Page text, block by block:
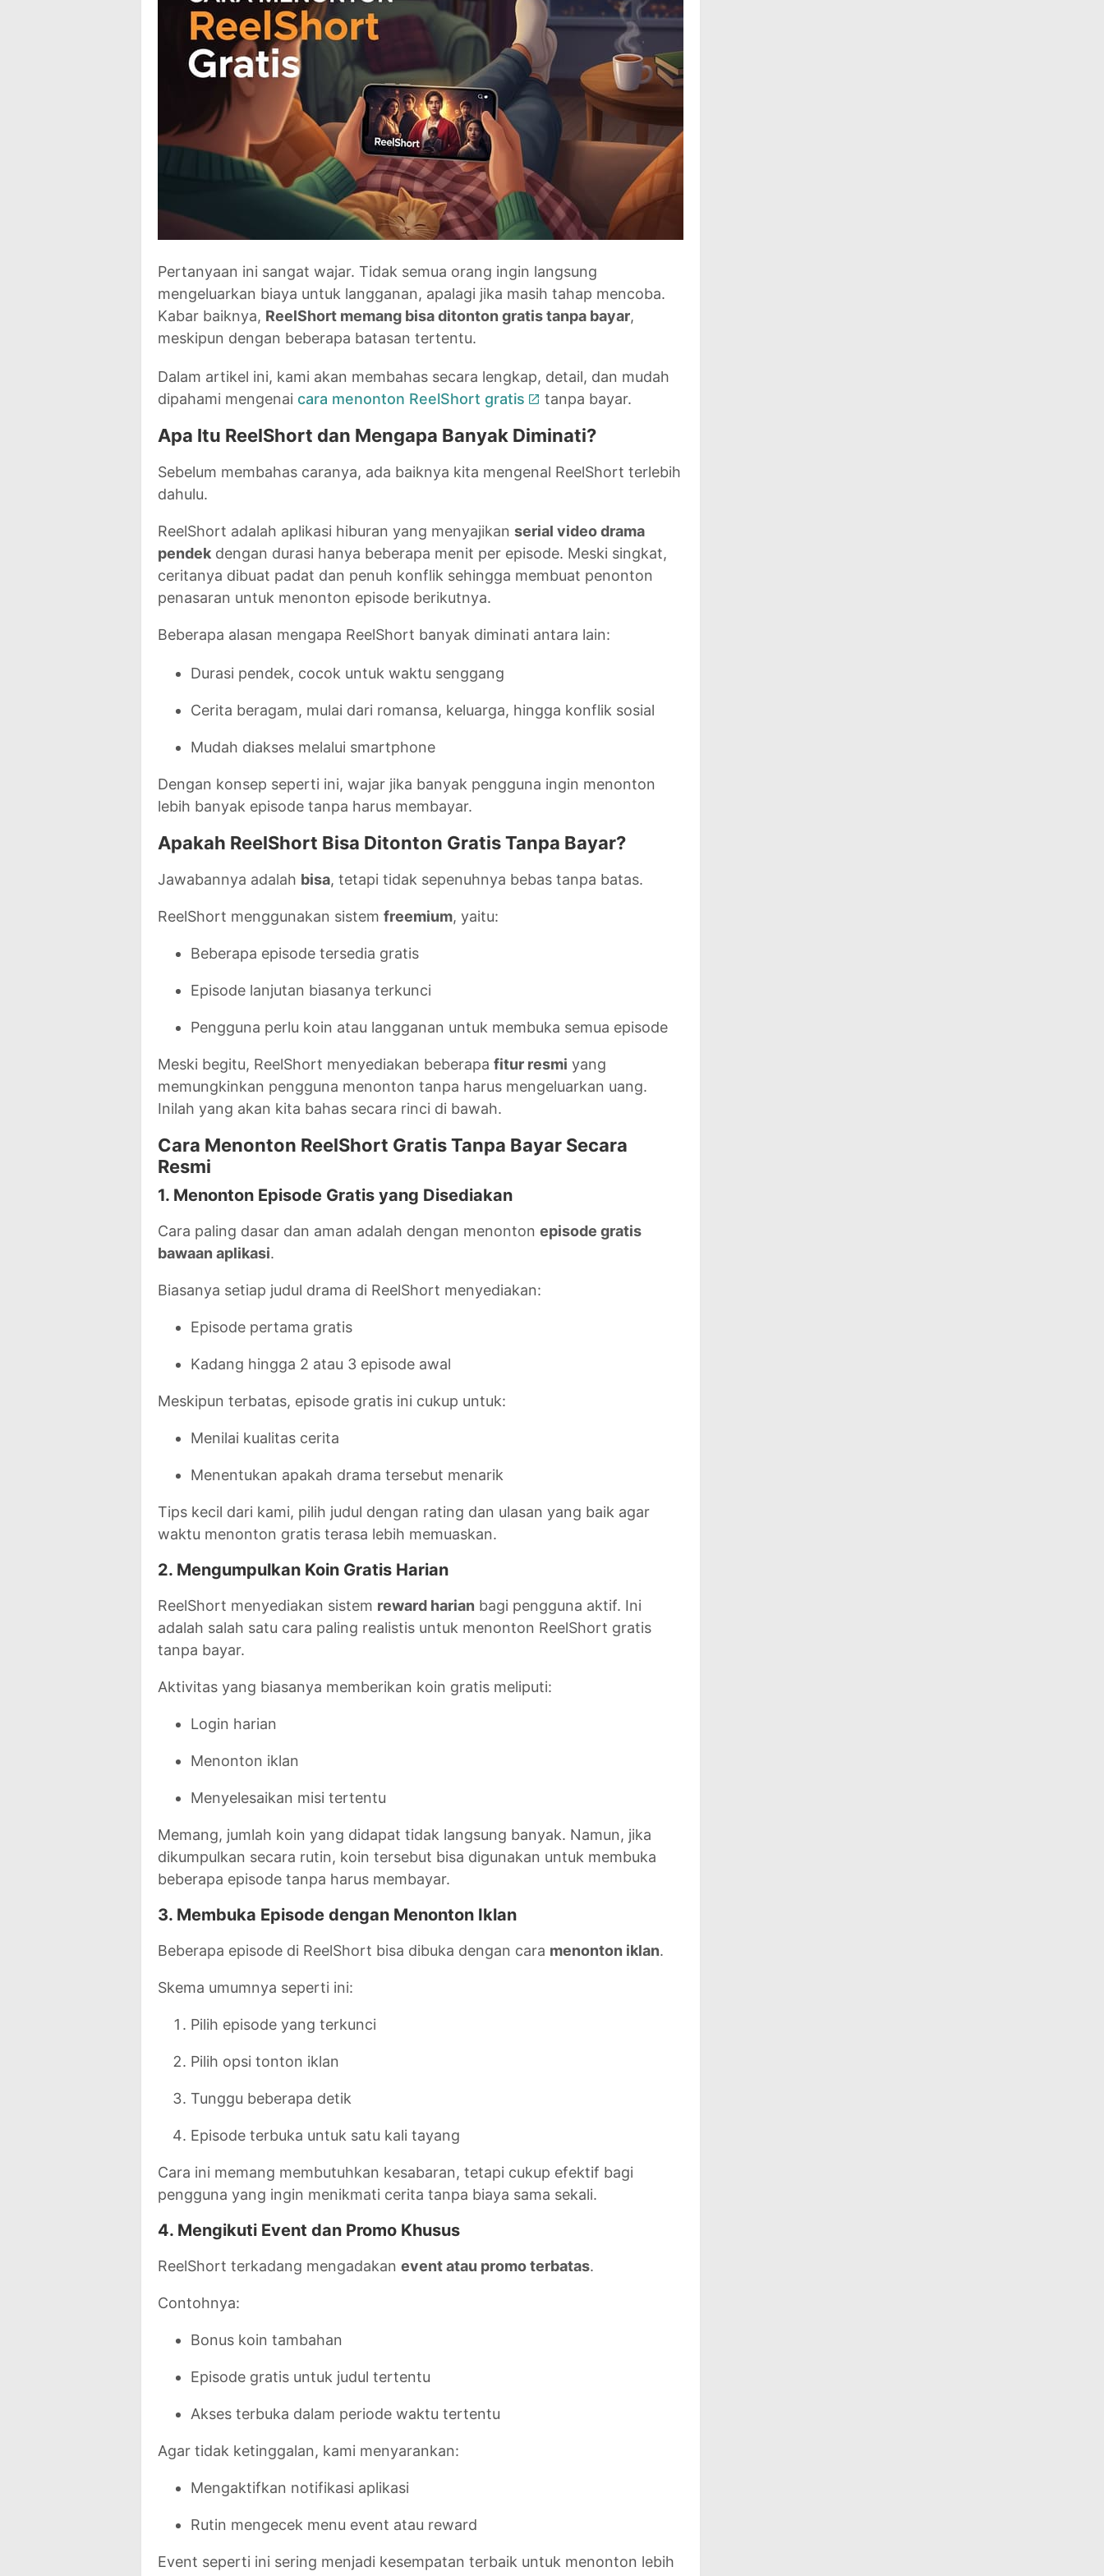
Pertanyaan ini sangat wajar. Tidak semua orang ingin langsung
mengeluarkan biaya untuk langganan, apalagi jika masih tahap mencoba.
Kabar baiknya, ReelShort memang bisa ditonton gratis tanpa bayar,
meskipun dengan beberapa batasan tertentu.
Dalam artikel ini, kami akan membahas secara lengkap, detail, dan mudah
dipahami mengenai cara menonton ReelShort gratis tanpa bayar.
Apa Itu ReelShort dan Mengapa Banyak Diminati?
Sebelum membahas caranya, ada baiknya kita mengenal ReelShort terlebih
dahulu.
ReelShort adalah aplikasi hiburan yang menyajikan serial video drama
pendek dengan durasi hanya beberapa menit per episode. Meski singkat,
ceritanya dibuat padat dan penuh konflik sehingga membuat penonton
penasaran untuk menonton episode berikutnya.
Beberapa alasan mengapa ReelShort banyak diminati antara lain:
Durasi pendek, cocok untuk waktu senggang
Cerita beragam, mulai dari romansa, keluarga, hingga konflik sosial
Mudah diakses melalui smartphone
Dengan konsep seperti ini, wajar jika banyak pengguna ingin menonton
lebih banyak episode tanpa harus membayar.
Apakah ReelShort Bisa Ditonton Gratis Tanpa Bayar?
Jawabannya adalah bisa, tetapi tidak sepenuhnya bebas tanpa batas.
ReelShort menggunakan sistem freemium, yaitu:
Beberapa episode tersedia gratis
Episode lanjutan biasanya terkunci
Pengguna perlu koin atau langganan untuk membuka semua episode
Meski begitu, ReelShort menyediakan beberapa fitur resmi yang
memungkinkan pengguna menonton tanpa harus mengeluarkan uang.
Inilah yang akan kita bahas secara rinci di bawah.
Cara Menonton ReelShort Gratis Tanpa Bayar Secara
Resmi
1. Menonton Episode Gratis yang Disediakan
Cara paling dasar dan aman adalah dengan menonton episode gratis
bawaan aplikasi.
Biasanya setiap judul drama di ReelShort menyediakan:
Episode pertama gratis
Kadang hingga 2 atau 3 episode awal
Meskipun terbatas, episode gratis ini cukup untuk:
Menilai kualitas cerita
Menentukan apakah drama tersebut menarik
Tips kecil dari kami, pilih judul dengan rating dan ulasan yang baik agar
waktu menonton gratis terasa lebih memuaskan.
2. Mengumpulkan Koin Gratis Harian
ReelShort menyediakan sistem reward harian bagi pengguna aktif. Ini
adalah salah satu cara paling realistis untuk menonton ReelShort gratis
tanpa bayar.
Aktivitas yang biasanya memberikan koin gratis meliputi:
Login harian
Menonton iklan
Menyelesaikan misi tertentu
Memang, jumlah koin yang didapat tidak langsung banyak. Namun, jika
dikumpulkan secara rutin, koin tersebut bisa digunakan untuk membuka
beberapa episode tanpa harus membayar.
3. Membuka Episode dengan Menonton Iklan
Beberapa episode di ReelShort bisa dibuka dengan cara menonton iklan.
Skema umumnya seperti ini:
Pilih episode yang terkunci
Pilih opsi tonton iklan
Tunggu beberapa detik
Episode terbuka untuk satu kali tayang
Cara ini memang membutuhkan kesabaran, tetapi cukup efektif bagi
pengguna yang ingin menikmati cerita tanpa biaya sama sekali.
4. Mengikuti Event dan Promo Khusus
ReelShort terkadang mengadakan event atau promo terbatas.
Contohnya:
Bonus koin tambahan
Episode gratis untuk judul tertentu
Akses terbuka dalam periode waktu tertentu
Agar tidak ketinggalan, kami menyarankan:
Mengaktifkan notifikasi aplikasi
Rutin mengecek menu event atau reward
Event seperti ini sering menjadi kesempatan terbaik untuk menonton lebih